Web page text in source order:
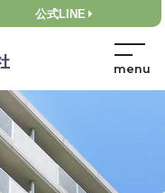
公式LINE